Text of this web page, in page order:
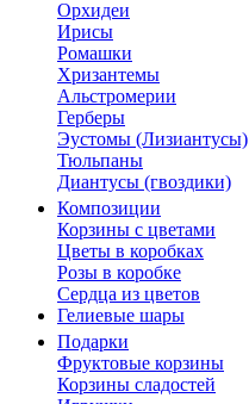
Орхидеи
Ирисы
Ромашки
Хризантемы
Альстромерии
Герберы
Эустомы (Лизиантусы)
Тюльпаны
Диантусы (гвоздики)
Композиции
Корзины с цветами
Цветы в коробках
Розы в коробке
Сердца из цветов
Гелиевые шары
Подарки
Фруктовые корзины
Корзины сладостей